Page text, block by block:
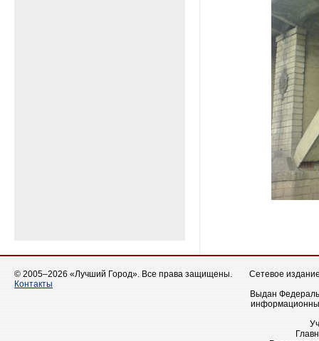
© 2005–2026 «Лучший Город». Все права защищены.
Контакты
Сетевое
Выдан